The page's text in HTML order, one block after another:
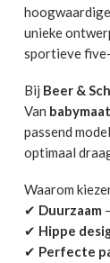
unieke
sportieve
Bij Beer &
Van
passend
optimaal
Waarom
✔ Duurzaam
✔ Hippe
✔ Perfecte